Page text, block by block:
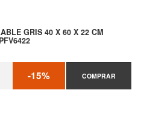
GRIS 40 X 60 X 22 CM
-15% COMPRAR